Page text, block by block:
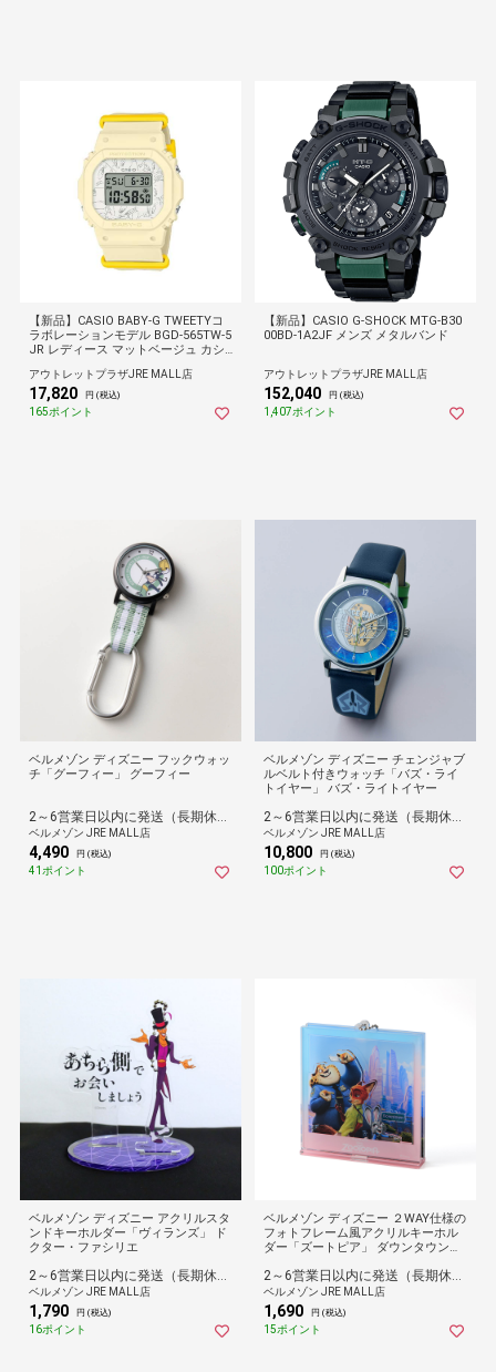
【新品】CASIO BABY-G TWEETYコ
ラボレーションモデル BGD-565TW-5
JR レディース マットベージュ カシ
アウトレットプラザJRE MALL店
17,820 円 (税込)
165ポイント
【新品】CASIO G-SHOCK MTG-B30
00BD-1A2JF メンズ メタルバンド
アウトレットプラザJRE MALL店
152,040 円 (税込)
1,407ポイント
ベルメゾン ディズニー フックウォッ
チ「グーフィー」 グーフィー
2～6営業日以内に発送（長期休暇除く）
ベルメゾン JRE MALL店
4,490 円 (税込)
41ポイント
ベルメゾン ディズニー チェンジャブ
ルベルト付きウォッチ「バズ・ライ
トイヤー」 バズ・ライトイヤー
2～6営業日以内に発送（長期休暇除く）
ベルメゾン JRE MALL店
10,800 円 (税込)
100ポイント
ベルメゾン ディズニー アクリルスタ
ンドキーホルダー「ヴィランズ」 ド
クター・ファシリエ
2～6営業日以内に発送（長期休暇除く）
ベルメゾン JRE MALL店
1,790 円 (税込)
16ポイント
ベルメゾン ディズニー ２WAY仕様の
フォトフレーム風アクリルキーホル
ダー「ズートピア」 ダウンタウン
ー）
2～6営業日以内に発送（長期休暇除く）
ベルメゾン JRE MALL店
1,690 円 (税込)
15ポイント